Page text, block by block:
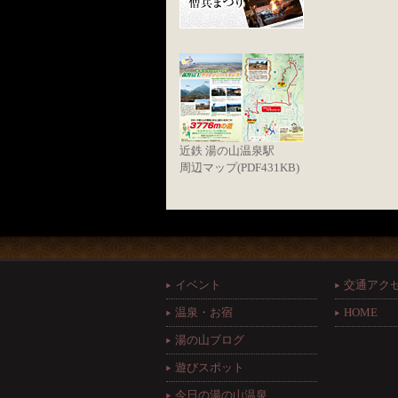
近鉄 湯の山温泉駅
周辺マップ(PDF431KB)
イベント
温泉・お宿
湯の山ブログ
遊びスポット
今日の湯の山温泉
交通アク
HOME